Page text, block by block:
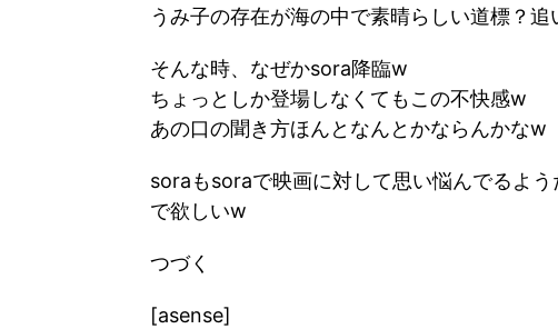
うみ子の存在が海の中で素晴らしい道標？
そんな時、なぜかsora降臨w
ちょっとしか登場しなくてもこの不快感w
あの口の聞き方ほんとなんとかならんかなw
soraもsoraで映画に対して思い悩んでるよ
で欲しいw
つづく
[asense]